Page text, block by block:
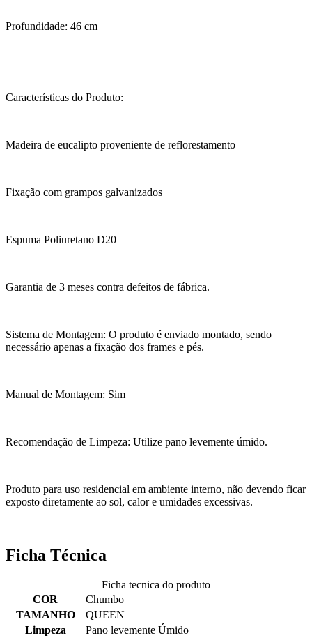
Profundidade: 46 cm
Características do Produto:
Madeira de eucalipto proveniente de reflorestamento
Fixação com grampos galvanizados
Espuma Poliuretano D20
Garantia de 3 meses contra defeitos de fábrica.
Sistema de Montagem: O produto é enviado montado, sendo
necessário apenas a fixação dos frames e pés.
Manual de Montagem: Sim
Recomendação de Limpeza: Utilize pano levemente úmido.
Produto para uso residencial em ambiente interno, não devendo ficar
exposto diretamente ao sol, calor e umidades excessivas.
Ficha Técnica
Ficha tecnica do produto
COR
Chumbo
TAMANHO
QUEEN
Limpeza
Pano levemente Úmido